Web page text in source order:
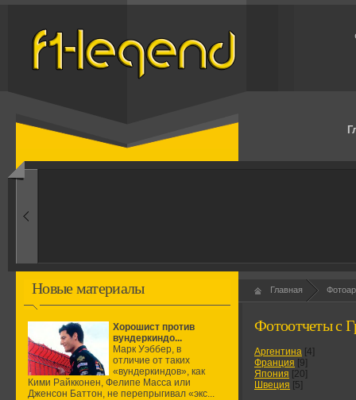
1960-ые
Новые материалы
Хорошист против
вундеркиндо...
Марк Уэббер, в
отличие от таких
«вундеркиндов», как
Кими Райкконен, Фелипе Масса или
Дженсон Баттон, не перепрыгивал «экс...
Главная
Фотоотчеты с
Аргентина [4]
Франция [9]
Япония [20]
Швеция [5]